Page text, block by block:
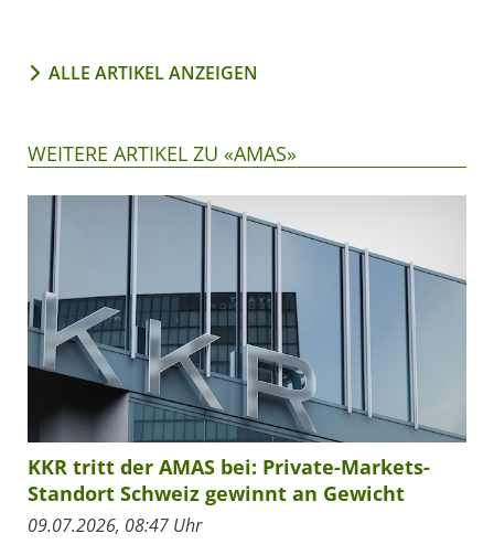
ALLE ARTIKEL ANZEIGEN
WEITERE ARTIKEL ZU «AMAS»
KKR tritt der AMAS bei: Private-Markets-
Standort Schweiz gewinnt an Gewicht
09.07.2026, 08:47 Uhr